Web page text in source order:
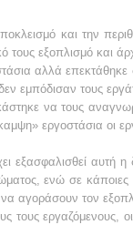
και την
τους εξοπλισμό και
αλλά
εμπόδισαν τους
να τους
εργοστάσια οι
εξασφαλισθεί αυτή
ενώ σε
αγοράσουν τον
τους